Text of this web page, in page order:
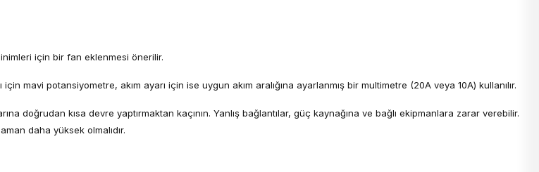
için bir fan eklenmesi önerilir.
mavi potansiyometre, akım ayarı için ise uygun akım aralığına ayarlanmış bir multimetre (20A veya 10A) kullanılır.
doğrudan kısa devre yaptırmaktan kaçının. Yanlış bağlantılar, güç kaynağına ve bağlı ekipmanlara zarar verebilir.
daha yüksek olmalıdır.